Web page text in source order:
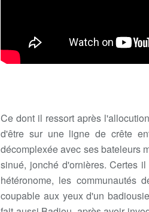
Ce dont il ressort après
d'être sur une ligne de crête
décomplexée avec ses bateleurs
sinué, jonché d'ornières. Certes
hétéronome, les communautés
coupable aux yeux d'un